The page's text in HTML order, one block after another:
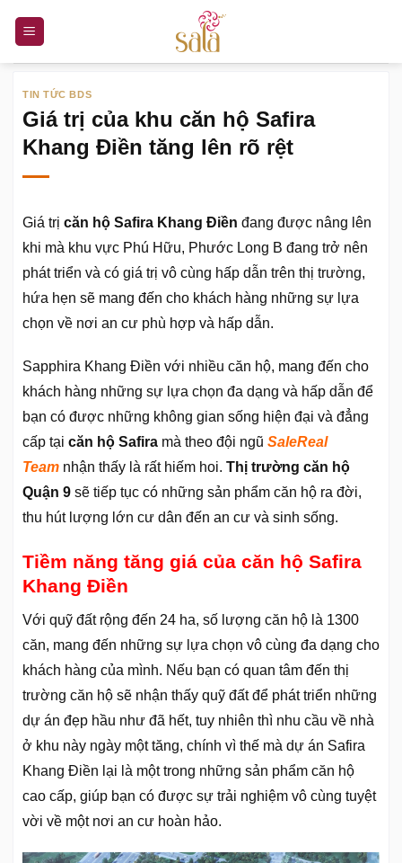
nội
TIN TỨC BDS
Giá trị của khu căn hộ Safira
Khang Điền tăng lên rõ rệt
Giá trị căn hộ Safira Khang Điền đang được nâng lên
khi mà khu vực Phú Hữu, Phước Long B đang trở nên
phát triển và có giá trị vô cùng hấp dẫn trên thị trường,
hứa hẹn sẽ mang đến cho khách hàng những sự lựa
chọn về nơi an cư phù hợp và hấp dẫn.
Sapphira Khang Điền với nhiều căn hộ, mang đến cho
khách hàng những sự lựa chọn đa dạng và hấp dẫn để
bạn có được những không gian sống hiện đại và đẳng
cấp tại căn hộ Safira mà theo đội ngũ SaleReal
Team nhận thấy là rất hiếm hoi. Thị trường căn hộ
Quận 9 sẽ tiếp tục có những sản phẩm căn hộ ra đời,
thu hút lượng lớn cư dân đến an cư và sinh sống.
Tiềm năng tăng giá của căn hộ Safira
Khang Điền
Với quỹ đất rộng đến 24 ha, số lượng căn hộ là 1300
căn, mang đến những sự lựa chọn vô cùng đa dạng cho
khách hàng của mình. Nếu bạn có quan tâm đến thị
trường căn hộ sẽ nhận thấy quỹ đất để phát triển những
dự án đẹp hầu như đã hết, tuy nhiên thì nhu cầu về nhà
ở khu này ngày một tăng, chính vì thế mà dự án Safira
Khang Điền lại là một trong những sản phẩm căn hộ
cao cấp, giúp bạn có được sự trải nghiệm vô cùng tuyệt
vời về một nơi an cư hoàn hảo.